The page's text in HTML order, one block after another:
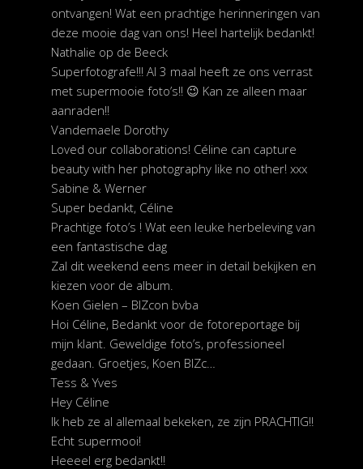
ontvangen! Wat een prachtige herinneringen van
deze mooie dag van ons! Heel hartelijk bedankt!
Nathalie op de Beeck
Superfotografe!!! Al 3 maal heeft ze ons verrast
met supermooie foto’s!! 😉 Kan ze alleen maar
aanraden!!
Vandemaele Dorothy
Loved our collaborations! Céline can capture
beauty with her photography like no other! xxx
Sabine & Werner
Super bedankt, Céline
Prachtige foto’s ! Wat een leuke herbeleving van
een fantastische dag
Zal dit weekend eens meer in detail bekijken en
kiezen voor de album.
Koen Gielen – BIZcon bvba
Hoi Céline, Bedankt voor de fotoreportage bij
mijn klant. Geweldige foto’s, professioneel
gedaan. Groetjes, Koen BIZc…
Tess & Yves
Hey Céline
Ik heb ze al allemaal bekeken, ze zijn PRACHTIG!!
Echt supermooi!
Heeeel erg bedankt!!